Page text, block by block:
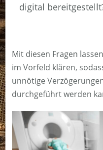
digital
Mit diesen Fragen
im Vorfeld klären,
unnötige
durchgeführt werden